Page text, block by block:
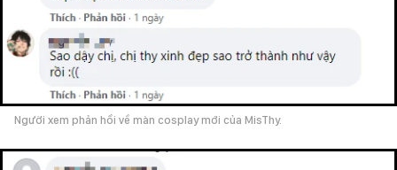
Người xem phản hồi về màn cosplay mới của MisThy.